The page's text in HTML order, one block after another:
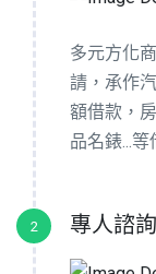
多元方化
請，承作
額借款，
品名錶...等
2 專人諮詢